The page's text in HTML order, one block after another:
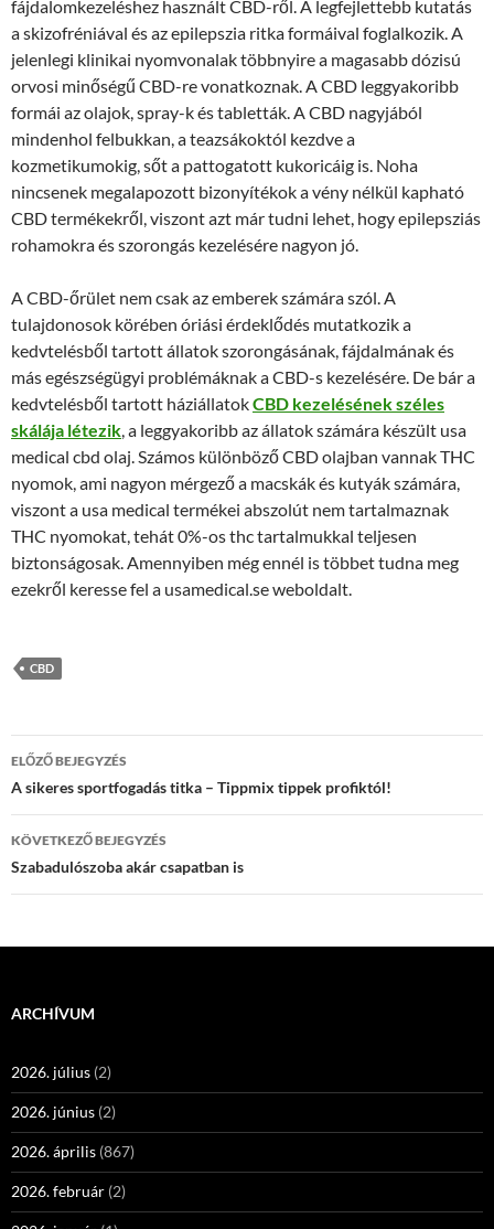
fájdalomkezeléshez használt CBD-ről. A legfejlettebb kutatás
a skizofréniával és az epilepszia ritka formáival foglalkozik. A
jelenlegi klinikai nyomvonalak többnyire a magasabb dózisú
orvosi minőségű CBD-re vonatkoznak. A CBD leggyakoribb
formái az olajok, spray-k és tabletták. A CBD nagyjából
mindenhol felbukkan, a teazsákoktól kezdve a
kozmetikumokig, sőt a pattogatott kukoricáig is. Noha
nincsenek megalapozott bizonyítékok a vény nélkül kapható
CBD termékekről, viszont azt már tudni lehet, hogy epilepsziás
rohamokra és szorongás kezelésére nagyon jó.
A CBD-őrület nem csak az emberek számára szól. A
tulajdonosok körében óriási érdeklődés mutatkozik a
kedvtelésből tartott állatok szorongásának, fájdalmának és
más egészségügyi problémáknak a CBD-s kezelésére. De bár a
kedvtelésből tartott háziállatokCBD kezelésének széles
skálája létezik, a leggyakoribb az állatok számára készült usa
medical cbd olaj. Számos különböző CBD olajban vannak THC
nyomok, ami nagyon mérgező a macskák és kutyák számára,
viszont a usa medical termékei abszolút nem tartalmaznak
THC nyomokat, tehát 0%-os thc tartalmukkal teljesen
biztonságosak. Amennyiben még ennél is többet tudna meg
ezekről keresse fel a usamedical.se weboldalt.
CBD
Bejegyzések
navigációja
ELŐZŐ BEJEGYZÉS
A sikeres sportfogadás titka – Tippmix tippek profiktól!
KÖVETKEZŐ BEJEGYZÉS
Szabadulószoba akár csapatban is
ARCHÍVUM
2026. július (2)
2026. június (2)
2026. április (867)
2026. február (2)